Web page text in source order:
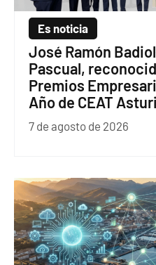
Es noticia
José Ramón
Pascual,
Premios
Año de CEAT
7 de agosto de 2026